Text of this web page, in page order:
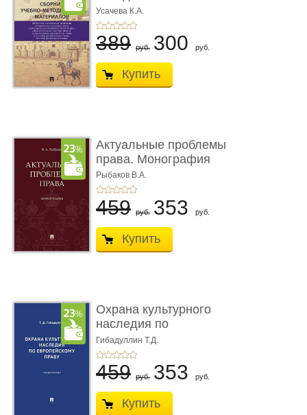
материалов по кур ...
Усачева К.А.
389 руб. 300 руб.
Купить
Актуальные проблемы
права. Монография
Рыбаков В.А.
459 руб. 353 руб.
Купить
Охрана культурного
наследия по
европейскому п ...
Гибадуллин Т.Д.
459 руб. 353 руб.
Купить